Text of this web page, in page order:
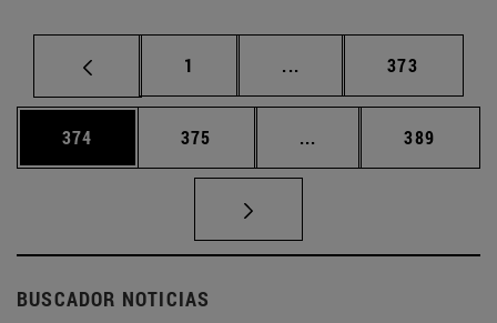
Página
1 ... Páginas intermedias
Página
373
Página
374 Página
375 ... Páginas intermedias
Página
389
BUSCADOR NOTICIAS